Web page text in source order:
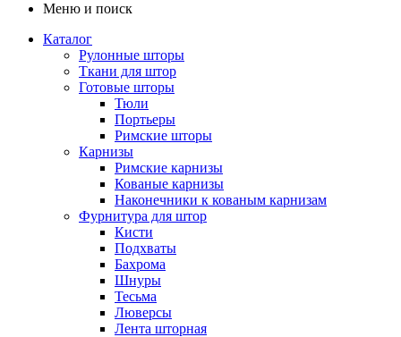
Меню и поиск
Каталог
Рулонные шторы
Ткани для штор
Готовые шторы
Тюли
Портьеры
Римские шторы
Карнизы
Римские карнизы
Кованые карнизы
Наконечники к кованым карнизам
Фурнитура для штор
Кисти
Подхваты
Бахрома
Шнуры
Тесьма
Люверсы
Лента шторная